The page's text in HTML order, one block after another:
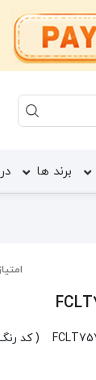
برند ها
( کد